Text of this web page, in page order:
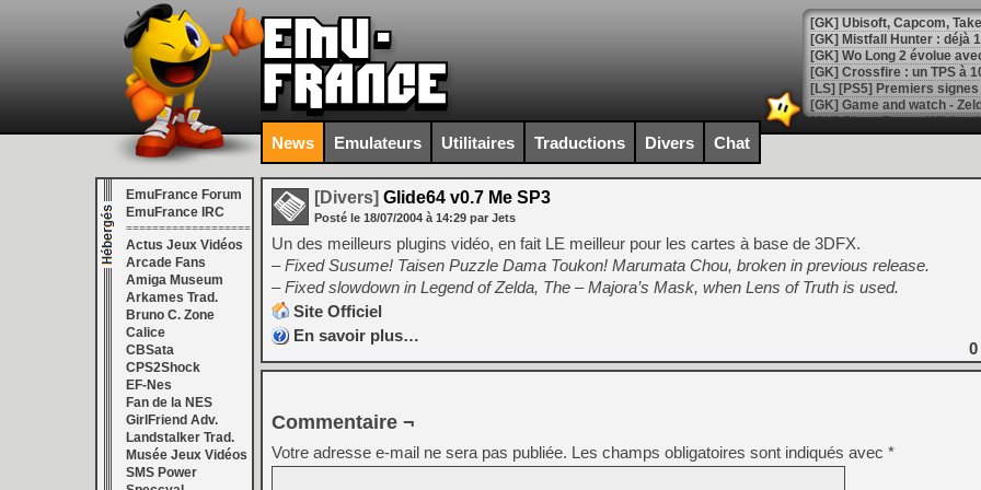
[GK] Mistfall Hunter : déjà
[GK] Wo Long 2 évolue
[GK] Crossfire : un TPS à
[LS] [PS5] Premiers
[Mo5] DOOM arrive en
[GK] Bethesda fête les 30
[GK] Roblox : l'action en
[GK] Agenda - GeForce
[LS] [PS5] ps5-y2jb-
[GK] Pourquoi Marvel
[GK] Test : Restory : Chill
[GK] GTA 6 : Rockstar
[GK] Hot Wheels Infinite
[GK] Mémoire cash -
[GK] Résultats Nintendo :
News Emulateurs Utilitaires Traductions Divers Chat
EmuFrance Forum
EmuFrance IRC
===================
Actus Jeux Vidéos
Arcade Fans
Amiga Museum
Arkames Trad.
Bruno C. Zone
Calice
CBSata
CPS2Shock
EF-Nes
Fan de la NES
GirlFriend Adv.
Landstalker Trad.
Musée Jeux Vidéos
SMS Power
[Divers] Glide64 v0.7 Me SP3
Posté le 18/07/2004 à 14:29 par Jets
Un des meilleurs plugins vidéo, en fait LE meilleur pour les cartes à base de 3DFX.
– Fixed Susume! Taisen Puzzle Dama Toukon! Marumata Chou, broken in previous release.
– Fixed slowdown in Legend of Zelda, The – Majora’s Mask, when Lens of Truth is used.
Site Officiel
En savoir plus…
0
Commentaire ¬
Votre adresse e-mail ne sera pas publiée. Les champs obligatoires sont indiqués avec *